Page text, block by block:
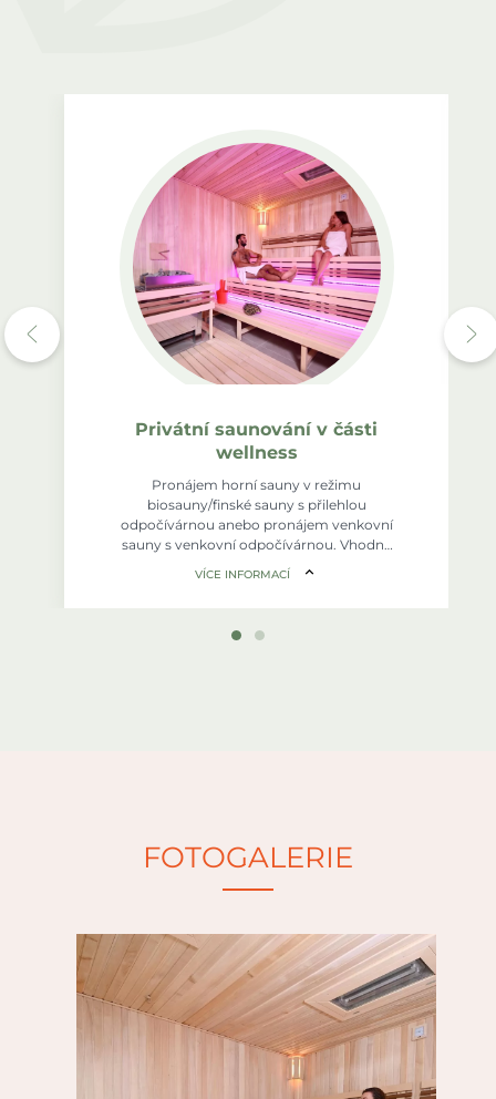
Privátní saunování v části
wellness
Pronájem horní sauny v režimu
biosauny/finské sauny s přilehlou
odpočívárnou anebo pronájem venkovní
sauny s venkovní odpočívárnou. Vhodné
pro 2 - 6 osob.
Cena 90 minut pro 2 osoby
VÍCE INFORMACÍ
FOTOGALERIE